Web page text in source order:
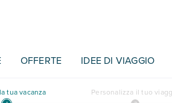
OFFERTE IDEE DI VIAGGIO
tua vacanza Personalizza il tuo